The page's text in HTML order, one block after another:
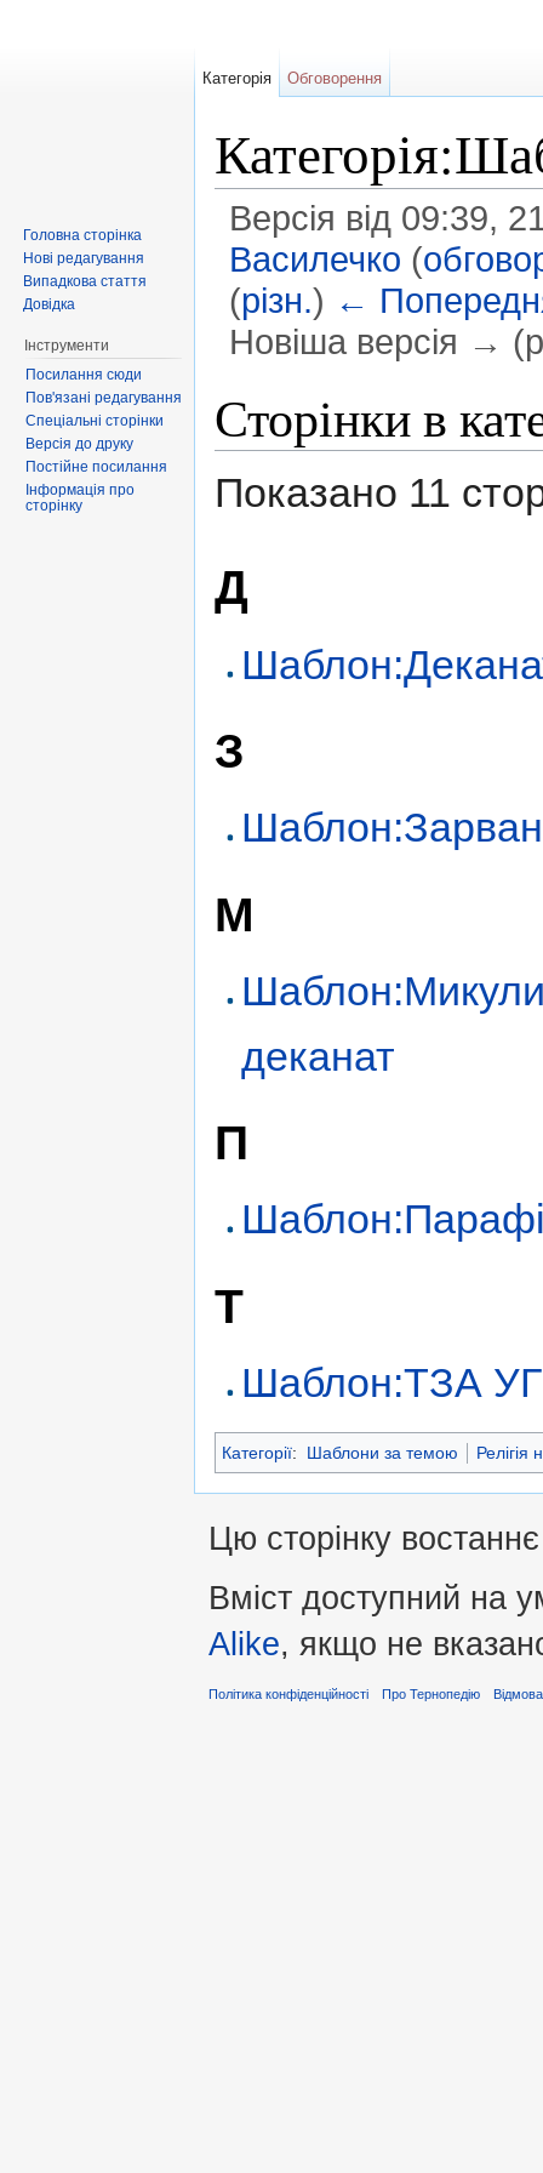
Версія від 09:39,
Василечко (
(різн.) ←
Новіша версія →
Сторінки в
Показано 11
Д
З
М
деканат
П
Т
Шаблон:ТЗА
Категорії: Шаблони за темою Релігія
Категорія Обговорення
Головна сторінка
Нові редагування
Випадкова стаття
Довідка
Інструменти
Посилання сюди
Пов'язані редагування
Спеціальні сторінки
Версія до друку
Постійне посилання
Інформація про
сторінку
Цю сторінку
Вміст доступний на
Alike, якщо не
Політика конфіденційності Про Тернопедію Відмова